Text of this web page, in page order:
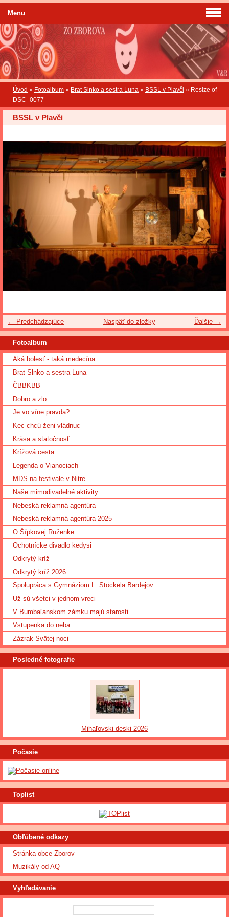
Úvod » Fotoalbum » Brat Slnko a sestra Luna » BSSL v Plavči » Resize of
DSC_0077
BSSL v Plavči
← Predchádzajúce Ďalšie →
Naspäť do zložky
Menu
Fotoalbum
Aká bolesť - taká medecína
Brat Slnko a sestra Luna
ČBBKBB
Dobro a zlo
Je vo víne pravda?
Kec chcú ženi vládnuc
Krása a statočnosť
Krížová cesta
Legenda o Vianociach
MDS na festivale v Nitre
Naše mimodivadelné aktivity
Nebeská reklamná agentúra
Nebeská reklamná agentúra 2025
O Šípkovej Ruženke
Ochotnícke divadlo kedysi
Odkrytý kríž
Odkrytý kríž 2026
Spolupráca s Gymnáziom L. Stöckela Bardejov
Už sú všetci v jednom vreci
V Bumbaľanskom zámku majú starosti
Vstupenka do neba
Zázrak Svätej noci
Posledné fotografie
Mihaľovski deski 2026
Počasie
Toplist
Obľúbené odkazy
Stránka obce Zborov
Muzikály od AQ
Vyhľadávanie